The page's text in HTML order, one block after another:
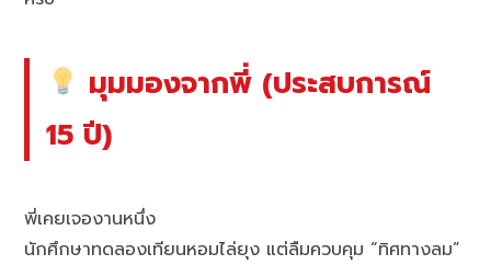
มุมมองจากพี่ (ประสบการณ์
15 ปี)
พี่เคยเจองานหนึ่ง
นักศึกษาทดลองเทียนหอมไล่ยุง แต่ลืมควบคุม “ทิศทางลม”